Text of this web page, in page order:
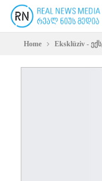
Home Eksklüziv -